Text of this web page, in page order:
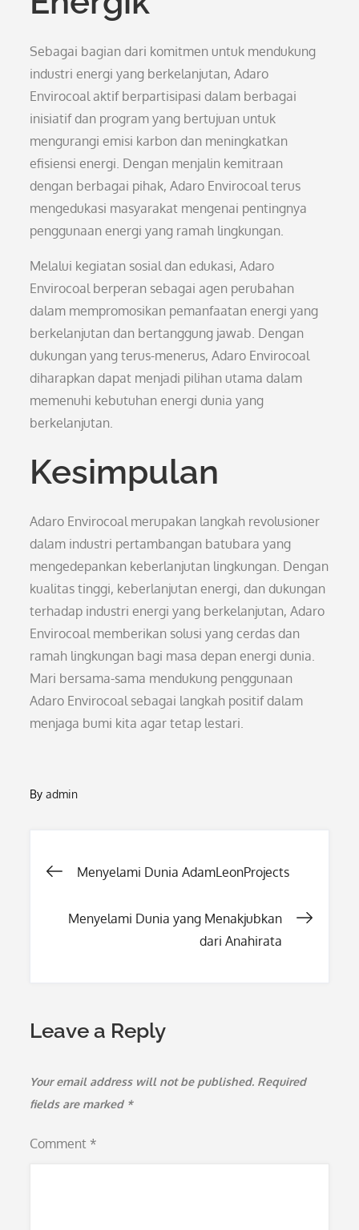
Sebagai bagian dari komitmen untuk mendukung
industri energi yang berkelanjutan, Adaro
Envirocoal aktif berpartisipasi dalam berbagai
inisiatif dan program yang bertujuan untuk
mengurangi emisi karbon dan meningkatkan
efisiensi energi. Dengan menjalin kemitraan
dengan berbagai pihak, Adaro Envirocoal terus
mengedukasi masyarakat mengenai pentingnya
penggunaan energi yang ramah lingkungan.
Melalui kegiatan sosial dan edukasi, Adaro
Envirocoal berperan sebagai agen perubahan
dalam mempromosikan pemanfaatan energi yang
berkelanjutan dan bertanggung jawab. Dengan
dukungan yang terus-menerus, Adaro Envirocoal
diharapkan dapat menjadi pilihan utama dalam
memenuhi kebutuhan energi dunia yang
berkelanjutan.
Kesimpulan
Adaro Envirocoal merupakan langkah revolusioner
dalam industri pertambangan batubara yang
mengedepankan keberlanjutan lingkungan. Dengan
kualitas tinggi, keberlanjutan energi, dan dukungan
terhadap industri energi yang berkelanjutan, Adaro
Envirocoal memberikan solusi yang cerdas dan
ramah lingkungan bagi masa depan energi dunia.
Mari bersama-sama mendukung penggunaan
Adaro Envirocoal sebagai langkah positif dalam
menjaga bumi kita agar tetap lestari.
Byadmin
Post
navigation
Menyelami Dunia AdamLeonProjects
Menyelami Dunia yang Menakjubkan
dari Anahirata
Leave a Reply
Your email address will not be published. Required
fields are marked *
Comment *